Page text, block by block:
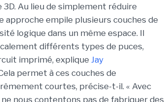
Au lieu de simplement réduire
empile plusieurs couches de
logique dans un même espace. Il
différents types de puces,
imprimé, explique Jay
permet à ces couches de
courtes, précise-t-il. « Avec
nous contentons pas de fabriquer des